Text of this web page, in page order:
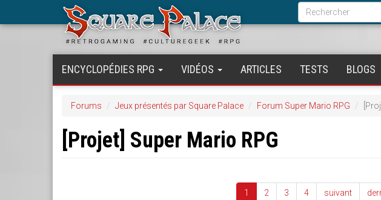
Formulaire
de
recherche
Rechercher
ENCYCLOPÉDIES RPG VIDÉOS ARTICLES TESTS BLOGS
Forums Jeux présentés par Square Palace Forum Super Mario RPG
[Projet] Super Mario RPG
1 2 3 4 suivant